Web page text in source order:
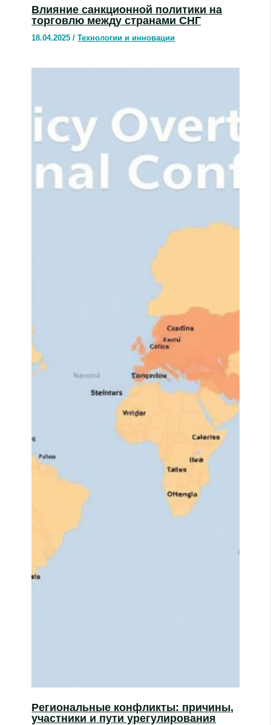
Влияние санкционной политики на
торговлю между странами СНГ
18.04.2025/Технологии и инновации
Региональные конфликты: причины,
участники и пути урегулирования